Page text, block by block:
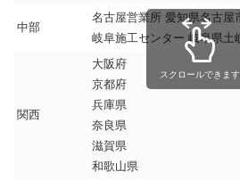
中部
名古屋営業所 愛知県名古屋
岐阜施工センター 岐阜県土
関西
大阪府
京都府
兵庫県
奈良県
滋賀県
和歌山県
スクロールできます